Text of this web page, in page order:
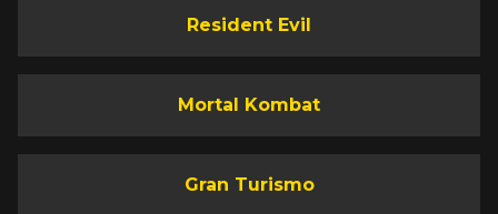
Resident Evil
Mortal Kombat
Gran Turismo